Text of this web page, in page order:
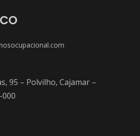
95 – Polvilho, Cajamar –
000